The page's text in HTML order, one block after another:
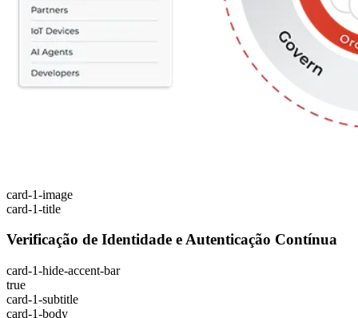
card-1-image
card-1-title
Verificação de Identidade e Autenticação Contínua
card-1-hide-accent-bar
true
card-1-subtitle
card-1-body